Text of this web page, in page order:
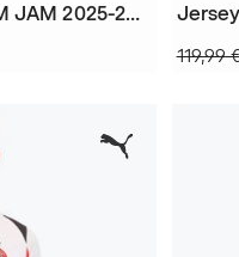
Jersey AC Milan X SLAM JAM 2025-2026
119,99